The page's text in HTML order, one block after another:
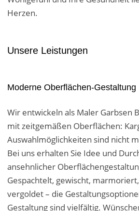
Herzen.
Unsere Leistungen
Moderne Oberflächen-Gestaltung
Wir entwickeln als Maler Garbsen
mit zeitgemäßen Oberflächen:
Auswahlmöglichkeiten sind nicht
Bei uns erhalten Sie Idee und
ansehnlicher
Gespachtelt, gewischt,
vergoldet – die
Gestaltung sind vielfältig.